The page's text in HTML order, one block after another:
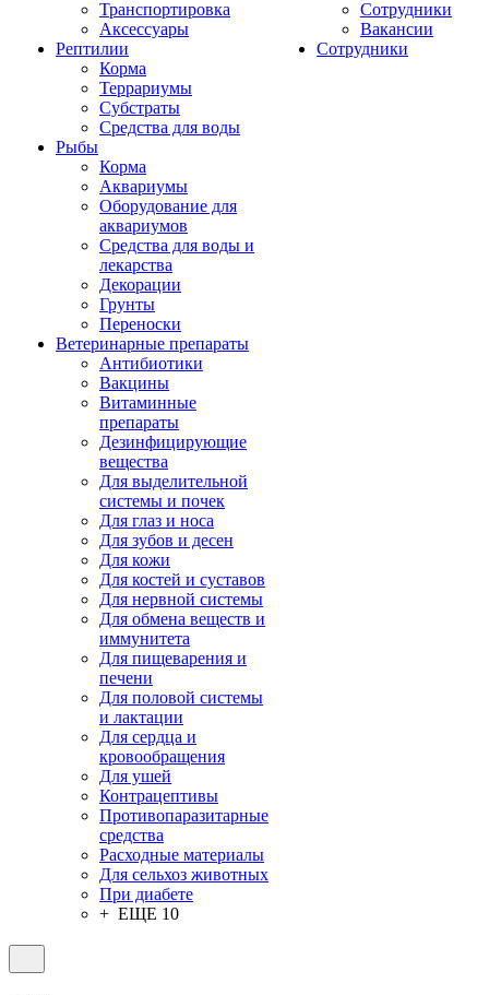
Транспортировка
Аксессуары
Рептилии
Корма
Террариумы
Субстраты
Средства для воды
Рыбы
Корма
Аквариумы
Оборудование для
аквариумов
Средства для воды и
лекарства
Декорации
Грунты
Переноски
Ветеринарные препараты
Антибиотики
Вакцины
Витаминные
препараты
Дезинфицирующие
вещества
Для выделительной
системы и почек
Для глаз и носа
Для зубов и десен
Для кожи
Для костей и суставов
Для нервной системы
Для обмена веществ и
иммунитета
Для пищеварения и
печени
Для половой системы
и лактации
Для сердца и
кровообращения
Для ушей
Контрацептивы
Противопаразитарные
средства
Расходные материалы
Для сельхоз животных
При диабете
+ ЕЩЕ 10
Сотрудники
Вакансии
Сотрудники